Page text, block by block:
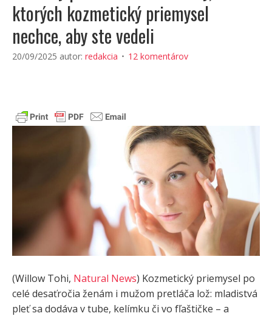
ktorých kozmetický priemysel
nechce, aby ste vedeli
20/09/2025 autor: redakcia 12 komentárov
(Willow Tohi, Natural News) Kozmetický priemysel po
celé desaťročia ženám i mužom pretláča lož: mladistvá
pleť sa dodáva v tube, kelímku či vo fľaštičke – a